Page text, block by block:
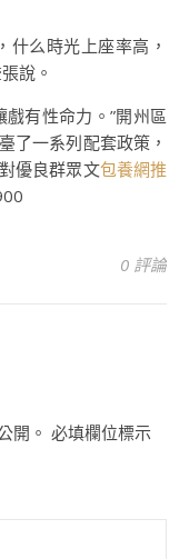
什么時光上座率高，
說。
有性命力。”開州區
了一系列配套政策，
優良群眾文包養網推
0 評論
開。 必填欄位標示